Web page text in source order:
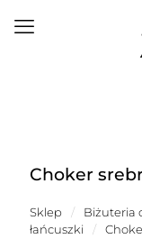
Choker
Sklep / Biżuteria
łańcuszki
/